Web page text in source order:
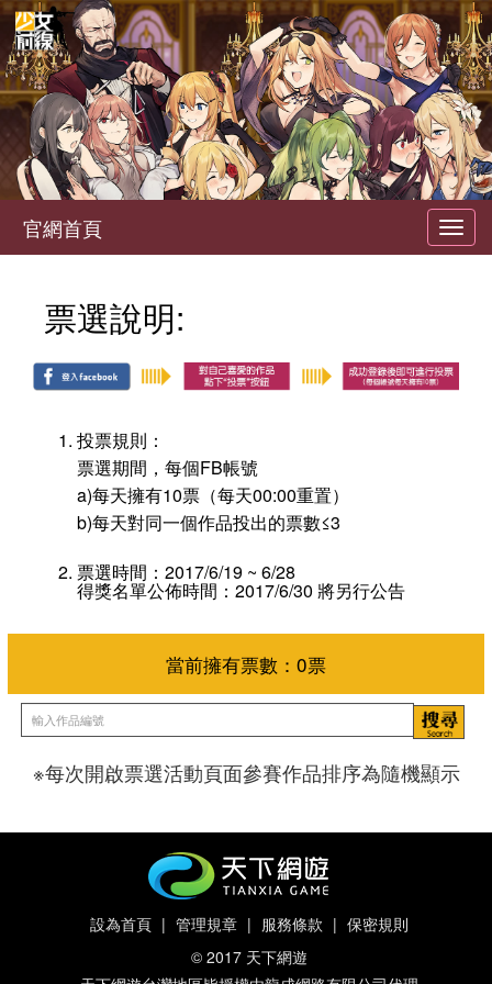
官網首頁
票選說明:
投票規則：
票選期間，每個FB帳號
a)每天擁有10票（每天00:00重置）
b)每天對同一個作品投出的票數≤3
票選時間：2017/6/19 ~ 6/28
得獎名單公佈時間：2017/6/30 將另行公告
當前擁有票數：
※每次開啟票選活動頁面參賽作品排序為隨機顯示
設為首頁 | 管理規章 | 服務條款 | 保密規則
© 2017 天下網遊